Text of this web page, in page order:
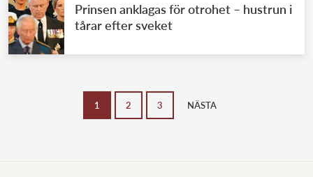
Prinsen anklagas för otrohet – hustrun i
tårar efter sveket
1 2 3 NÄSTA